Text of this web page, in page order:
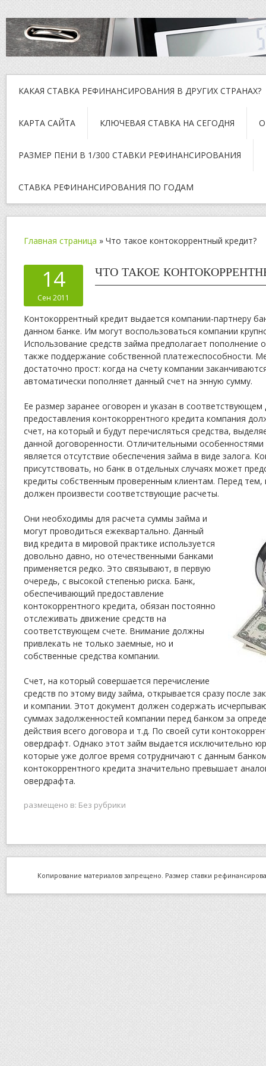
КАКАЯ СТАВКА РЕФИНАНСИРОВАНИЯ В ДРУГИХ СТРАНАХ?
КАРТА САЙТА КЛЮЧЕВАЯ СТАВКА НА СЕГОДНЯ
РАЗМЕР ПЕНИ В 1/300 СТАВКИ РЕФИНАНСИРОВАНИЯ
СТАВКА РЕФИНАНСИРОВАНИЯ ПО ГОДАМ
Главная страница » Что такое контокоррентный кредит?
14
Сен 2011
ЧТО ТАКОЕ
Контокоррентный кредит выдается компании-партнеру
данном банке. Им могут воспользоваться компании
Использование средств займа предполагает пополнение
также поддержание собственной платежеспособности.
достаточно прост: когда на счету компании
автоматически пополняет данный счет на энную сумму.
Ее размер заранее оговорен и указан в соответствующем
предоставления контокоррентного кредита компания
счет, на который и будут перечисляться средства,
данной договоренности. Отличительными особенностями
является отсутствие обеспечения займа в виде залога.
присутствовать, но банк в отдельных случаях может
кредиты собственным проверенным клиентам. Перед тем,
должен произвести соответствующие расчеты.
Они необходимы для расчета суммы займа и
могут проводиться ежеквартально. Данный
вид кредита в мировой практике используется
довольно давно, но отечественными банками
применяется редко. Это связывают, в первую
очередь, с высокой степенью риска. Банк,
обеспечивающий предоставление
контокоррентного кредита, обязан постоянно
отслеживать движение средств на
соответствующем счете. Внимание должны
привлекать не только заемные, но и
собственные средства компании.
Счет, на который совершается перечисление
средств по этому виду займа, открывается сразу после
и компании. Этот документ должен содержать
суммах задолженностей компании перед банком за
действия всего договора и т.д. По своей сути
овердрафт. Однако этот займ выдается исключительно
которые уже долгое время сотрудничают с данным
контокоррентного кредита значительно превышает
овердрафта.
размещено в: Без рубрики
Копирование материалов запрещено. Размер ставки